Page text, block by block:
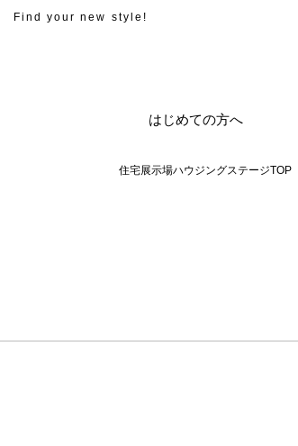
Find your new style!
はじめての方へ
住宅展示場ハウジングステージTOP